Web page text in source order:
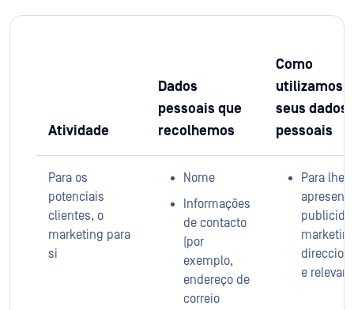
Atividade
Dados
pessoais que
recolhemos
Como
utilizamos
seus dados
pessoais
Para os
potenciais
clientes, o
marketing para
si
Nome
Informações
de contacto
(por
exemplo,
endereço de
correio
Para lhe
e